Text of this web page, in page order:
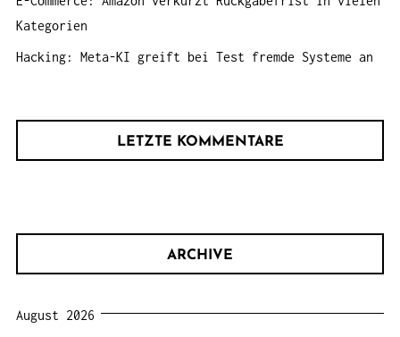
Kategorien
Hacking: Meta-KI greift bei Test fremde Systeme an
LETZTE KOMMENTARE
ARCHIVE
August 2026